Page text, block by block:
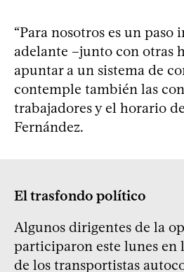
“Para nosotros es un paso
adelante –junto con otras
apuntar a un sistema de
contemple también las
trabajadores y el horario
Fernández.
El trasfondo político
Algunos dirigentes de la
participaron este lunes en
de los transportistas